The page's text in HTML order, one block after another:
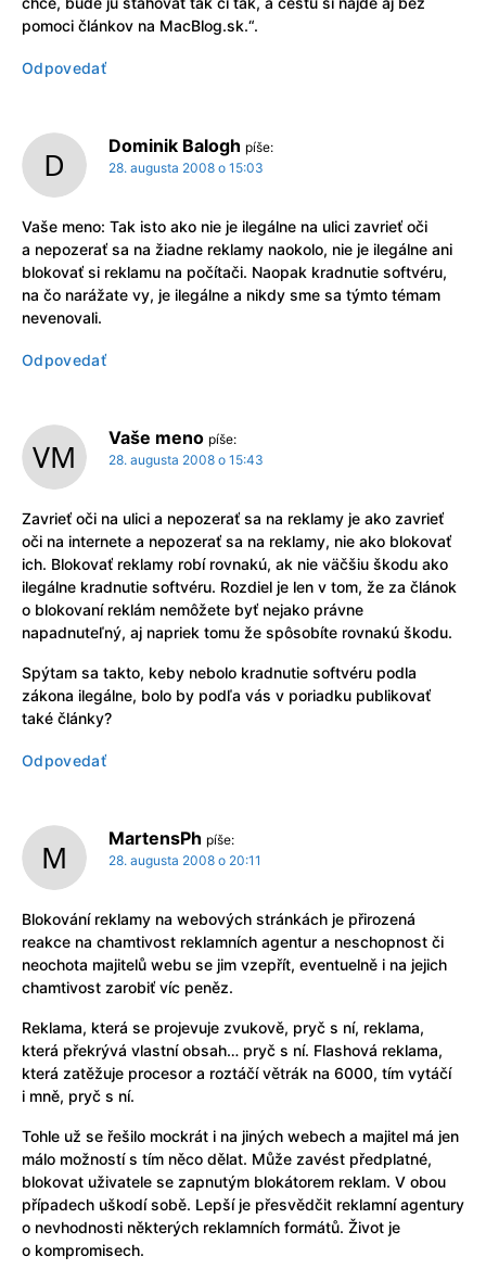
pomoci článkov na MacBlog.sk.“.
Odpovedať
Dominik Balogh píše:
28. augusta 2008 o 15:03
Vaše meno: Tak isto ako nie je ilegálne na ulici zavrieť oči
a nepozerať sa na žiadne reklamy naokolo, nie je ilegálne ani
blokovať si reklamu na počítači. Naopak kradnutie softvéru,
na čo narážate vy, je ilegálne a nikdy sme sa týmto témam
nevenovali.
Odpovedať
Vaše meno píše:
28. augusta 2008 o 15:43
Zavrieť oči na ulici a nepozerať sa na reklamy je ako zavrieť
oči na internete a nepozerať sa na reklamy, nie ako blokovať
ich. Blokovať reklamy robí rovnakú, ak nie väčšiu škodu ako
ilegálne kradnutie softvéru. Rozdiel je len v tom, že za článok
o blokovaní reklám nemôžete byť nejako právne
napadnuteľný, aj napriek tomu že spôsobíte rovnakú škodu.
Spýtam sa takto, keby nebolo kradnutie softvéru podla
zákona ilegálne, bolo by podľa vás v poriadku publikovať
také články?
Odpovedať
MartensPh píše:
28. augusta 2008 o 20:11
Blokování reklamy na webových stránkách je přirozená
reakce na chamtivost reklamních agentur a neschopnost či
neochota majitelů webu se jim vzepřít, eventuelně i na jejich
chamtivost zarobiť víc peněz.
Reklama, která se projevuje zvukově, pryč s ní, reklama,
která překrývá vlastní obsah… pryč s ní. Flashová reklama,
která zatěžuje procesor a roztáčí větrák na 6000, tím vytáčí
i mně, pryč s ní.
Tohle už se řešilo mockrát i na jiných webech a majitel má jen
málo možností s tím něco dělat. Může zavést předplatné,
blokovat uživatele se zapnutým blokátorem reklam. V obou
případech uškodí sobě. Lepší je přesvědčit reklamní agentury
o nevhodnosti některých reklamních formátů. Život je
o kompromisech.